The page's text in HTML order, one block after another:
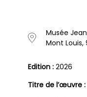
Musée
Mont Louis,
Edition : 2026
Titre de l’œuvre :